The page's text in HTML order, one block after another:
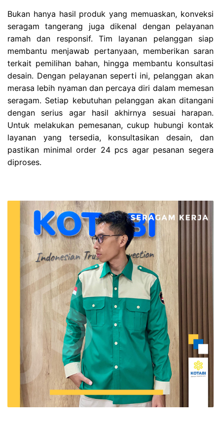
Bukan hanya hasil produk yang memuaskan, konveksi
seragam tangerang juga dikenal dengan pelayanan
ramah dan responsif. Tim layanan pelanggan siap
membantu menjawab pertanyaan, memberikan saran
terkait pemilihan bahan, hingga membantu konsultasi
desain. Dengan pelayanan seperti ini, pelanggan akan
merasa lebih nyaman dan percaya diri dalam memesan
seragam. Setiap kebutuhan pelanggan akan ditangani
dengan serius agar hasil akhirnya sesuai harapan.
Untuk melakukan pemesanan, cukup hubungi kontak
layanan yang tersedia, konsultasikan desain, dan
pastikan minimal order 24 pcs agar pesanan segera
diproses.